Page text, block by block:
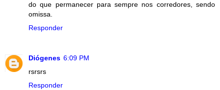
do que permanecer para sempre nos corredores, sendo
omissa.
Responder
Diógenes 6:09 PM
rsrsrs
Responder